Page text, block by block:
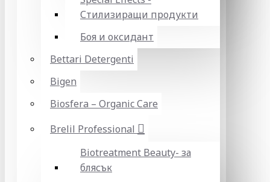
Стилизиращи продукти
Боя и оксидант
Bettari Detergenti
Bigen
Biosfera – Organic Care
Brelil Professional
Biotreatment Beauty- за
блясък